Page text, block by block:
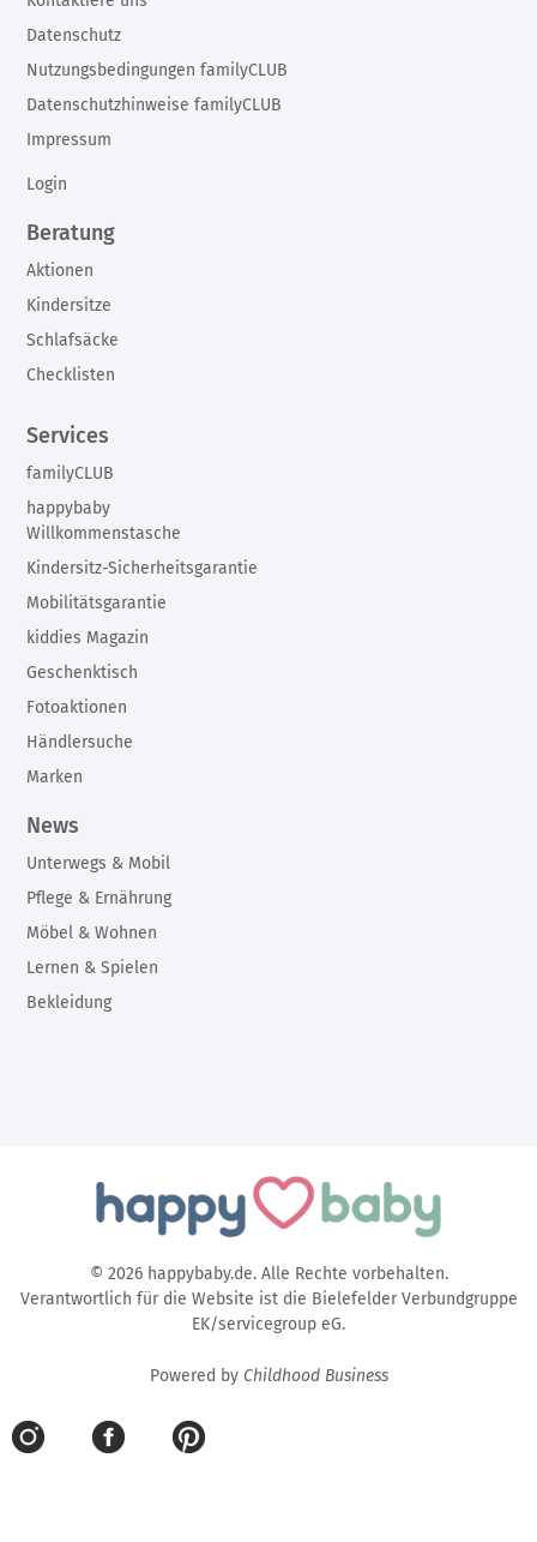
Beratung
Aktionen
Kindersitze
Schlafsäcke
Checklisten
Services
familyCLUB
happybaby
Willkommenstasche
Kindersitz-Sicherheitsgarantie
Mobilitätsgarantie
kiddies Magazin
Geschenktisch
Fotoaktionen
Händlersuche
Marken
News
Unterwegs & Mobil
Pflege & Ernährung
Möbel & Wohnen
Lernen & Spielen
Bekleidung
Datenschutz
Nutzungsbedingungen familyCLUB
Datenschutzhinweise familyCLUB
Impressum
Login
© 2026 happybaby.de. Alle Rechte vorbehalten.
Verantwortlich für die Website ist die Bielefelder Verbundgruppe
EK/servicegroup eG.
Powered by Childhood Business